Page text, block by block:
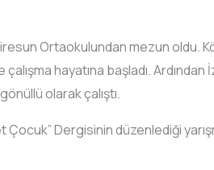
Ortaokulundan mezun oldu.
hayatına başladı.
olarak çalıştı.
Dergisinin düzenlediği